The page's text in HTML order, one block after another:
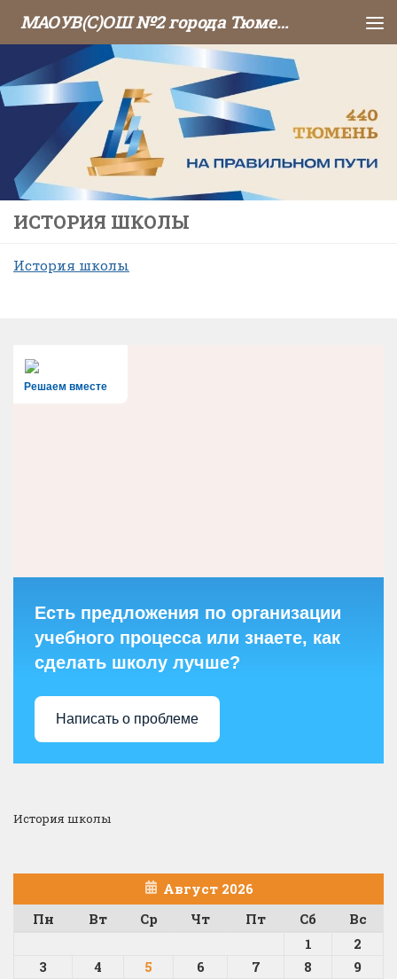
Перейти к содержимому МАОУВ(С)ОШ №2 города Тюмени
ИСТОРИЯ ШКОЛЫ
История школы
Решаем вместе
Есть предложения по организации
учебного процесса или знаете, как
сделать школу лучше?
Написать о проблеме
История школы
Август 2026
Пн
Вт Ср Чт Пт Сб
Вс
1
2
3
4 5 6 7 8
9